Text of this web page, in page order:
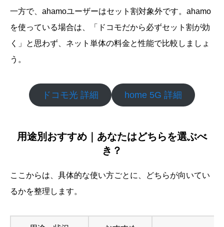
一方で、ahamoユーザーはセット割対象外です。ahamo
を使っている場合は、「ドコモだから必ずセット割が効
く」と思わず、ネット単体の料金と性能で比較しましょ
う。
ドコモ光 詳細 home 5G 詳細
用途別おすすめ｜あなたはどちらを選ぶべ
き？
ここからは、具体的な使い方ごとに、どちらが向いてい
るかを整理します。